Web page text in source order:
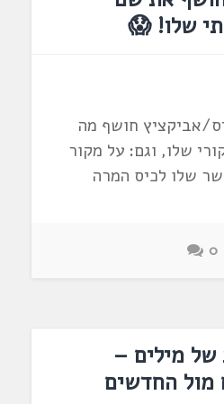
שלו! 😱
אביקציץ חושף מה
שלו, וגם: על מקור
שלו לכיס המרה
0
של מילים –
מול החדשים